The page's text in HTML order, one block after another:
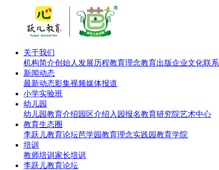
关于我们
机构简介创始人 发展历程教育理念教育出版企业文化联
新闻动态
最新动态影集视频媒体报道
小学实验班
幼儿园
幼儿园教育介绍园区介绍 入园报名教育研究院艺术中心
教育生态圈
李跃儿教育论坛芭学园教育理念实践园教育学院
培训
教师培训 家长培训
李跃儿教育论坛